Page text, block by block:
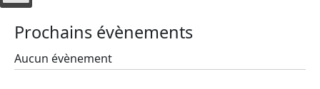
Prochains évènements
Aucun évènement